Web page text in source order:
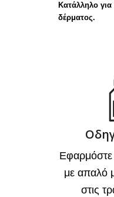
Κατάλληλο
δέρματος.
Εφαρμόστε
με απαλό
στις